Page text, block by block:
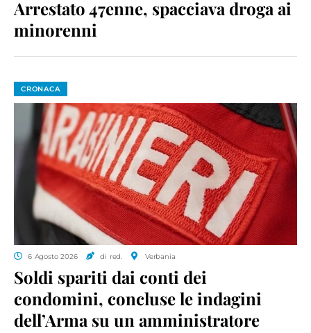
Arrestato 47enne, spacciava droga ai
minorenni
CRONACA
6 Agosto 2026 di red. Verbania
Soldi spariti dai conti dei
condomini, concluse le indagini
dell’Arma su un amministratore